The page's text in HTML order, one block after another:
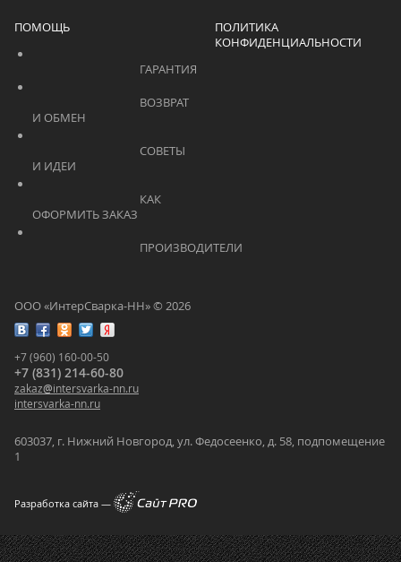
ООО «ИнтерСварка-НН» © 2026
+7 (960) 160-00-50
+7 (831) 214-60-80
zakaz@intersvarka-nn.ru
intersvarka-nn.ru
603037, г. Нижний Новгород, ул. Федосеенко, д. 58, подпомещение
1
Разработка сайта —
ПОМОЩЬ
ПОЛИТИКА
КОНФИДЕНЦИАЛЬНОСТИ